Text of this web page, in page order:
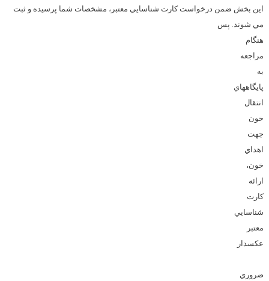
اين بخش ضمن درخواست كارت شناسايي معتبر، مشخصات شما پرسيده و ثبت
مي شوند. پس
هنگام
مراجعه
به
پايگاههاي
انتقال
خون
جهت
اهداي
خون،
ارائه
کارت
شناسايي
معتبر
عکسدار
ضروري